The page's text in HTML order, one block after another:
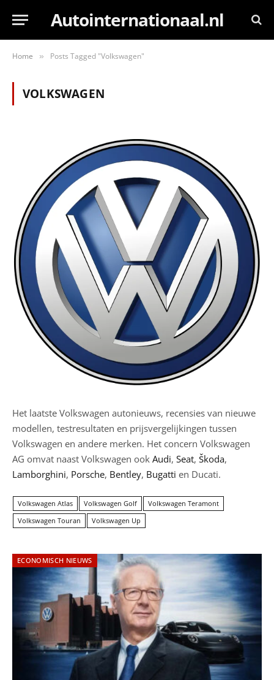
Autointernationaal.nl
Home » Posts Tagged "Volkswagen"
VOLKSWAGEN
Het laatste Volkswagen autonieuws, recensies van nieuwe
modellen, testresultaten en prijsvergelijkingen tussen
Volkswagen en andere merken. Het concern Volkswagen
AG omvat naast Volkswagen ook Audi, Seat, Škoda,
Lamborghini, Porsche, Bentley, Bugatti en Ducati.
Volkswagen Atlas Volkswagen Golf
Volkswagen Teramont
Volkswagen Touran
Volkswagen Up
ECONOMISCH NIEUWS